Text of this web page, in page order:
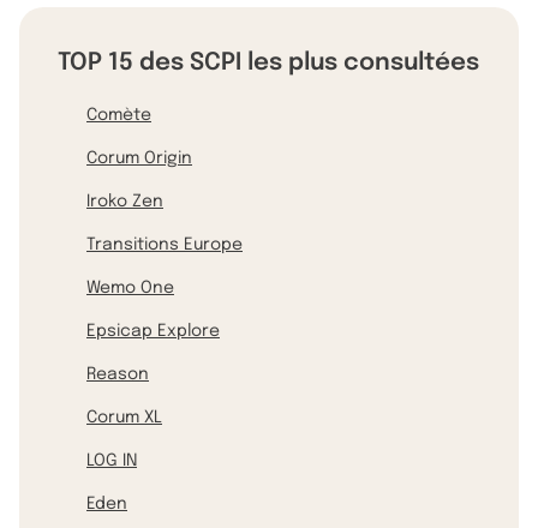
TOP 15 des SCPI les plus consultées
Comète
Corum Origin
Iroko Zen
Transitions Europe
Wemo One
Epsicap Explore
Reason
Corum XL
LOG IN
Eden